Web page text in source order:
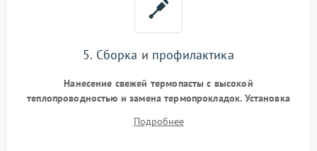
5. Сборка и профилактика
Нанесение свежей термопасты с высокой
теплопроводностью и замена термопрокладок. Установка
шлейфов, модулей памяти и накопителей. Предварительная
Подробнее